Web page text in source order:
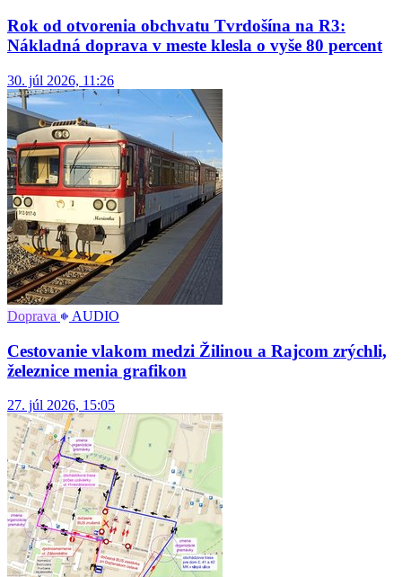
Rok od otvorenia obchvatu Tvrdošína na R3:
Nákladná doprava v meste klesla o vyše 80 percent
30. júl 2026, 11:26
Doprava AUDIO
Cestovanie vlakom medzi Žilinou a Rajcom zrýchli,
železnice menia grafikon
27. júl 2026, 15:05